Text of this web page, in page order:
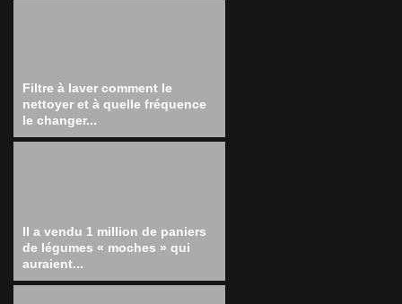
Filtre à laver comment le
nettoyer et à quelle fréquence
le changer...
Il a vendu 1 million de paniers
de légumes « moches » qui
auraient...